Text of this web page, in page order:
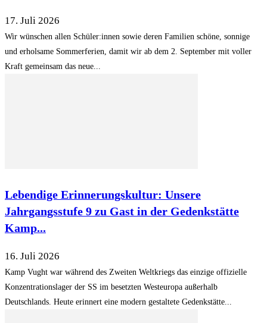
17. Juli 2026
Wir wünschen allen Schüler:innen sowie deren Familien schöne, sonnige
und erholsame Sommerferien, damit wir ab dem 2. September mit voller
Kraft gemeinsam das neue...
Lebendige Erinnerungskultur: Unsere
Jahrgangsstufe 9 zu Gast in der Gedenkstätte
Kamp...
16. Juli 2026
Kamp Vught war während des Zweiten Weltkriegs das einzige offizielle
Konzentrationslager der SS im besetzten Westeuropa außerhalb
Deutschlands. Heute erinnert eine modern gestaltete Gedenkstätte...